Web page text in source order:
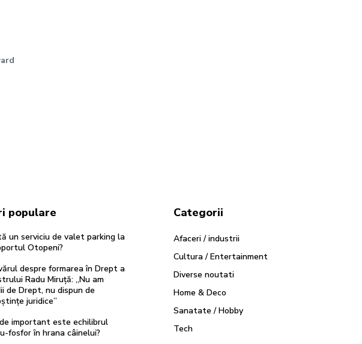
populare
un serviciu de valet parking la
Otopeni?
despre formarea în Drept a
Radu Miruță: „Nu am
de Drept, nu dispun de
juridice”
important este echilibrul
fosfor în hrana câinelui?
Categorii
Afaceri / industrii
Cultura / Entertainment
Diverse noutati
Home & Deco
Sanatate / Hobby
Tech